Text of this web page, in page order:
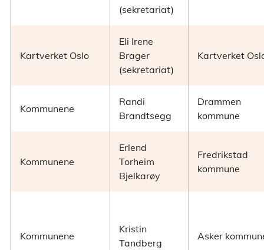
(sekretariat)
Kartverket Oslo
Eli Irene
Brager
(sekretariat)
Kartverket
Kommunene
Randi
Brandtsegg
Drammen
kommune
Kommunene
Erlend
Torheim
Bjelkarøy
Fredrikstad
kommune
Kommunene
Kristin
Tandberg
Asker